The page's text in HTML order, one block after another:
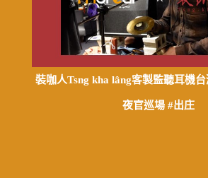
裝咖人Tsng kha lâng客製監聽耳機
夜官巡場 #出庄